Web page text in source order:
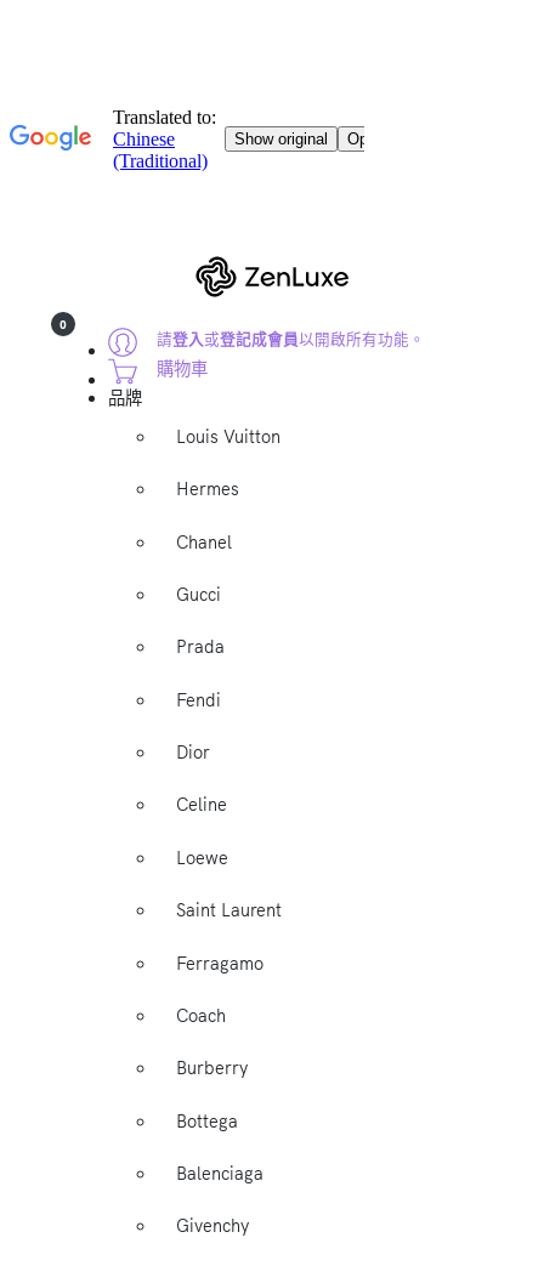
請登入或登記成會員以開啟所有功能。
0
購物車
品牌
Louis Vuitton
Hermes
Chanel
Gucci
Prada
Fendi
Dior
Celine
Loewe
Saint Laurent
Ferragamo
Coach
Burberry
Bottega
Balenciaga
Givenchy